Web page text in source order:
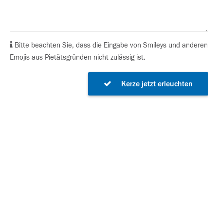
Bitte beachten Sie, dass die Eingabe von Smileys und anderen
Emojis aus Pietätsgründen nicht zulässig ist.
Kerze jetzt erleuchten